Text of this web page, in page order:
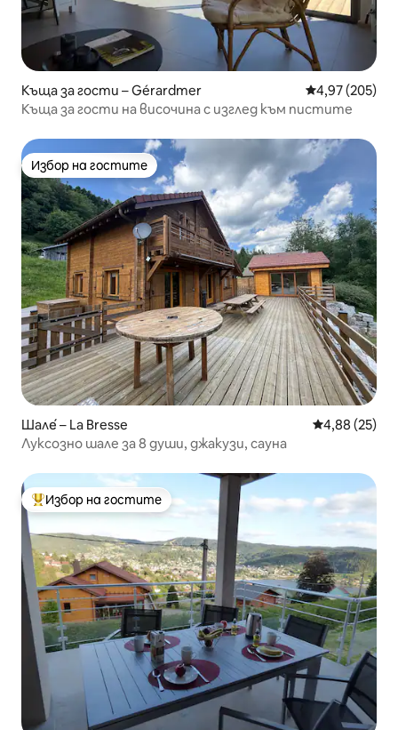
Къща за гости – Gérardmer Средна
4,97 (205)
Къща за гости на височина с изглед към пистите
Избор на гостите
Избор на гостите
Шале́ – La Bresse Средна
4,88 (25)
Луксозно шале за 8 души, джакузи, сауна
Най-популярен избор на гостите
Избор на гостите